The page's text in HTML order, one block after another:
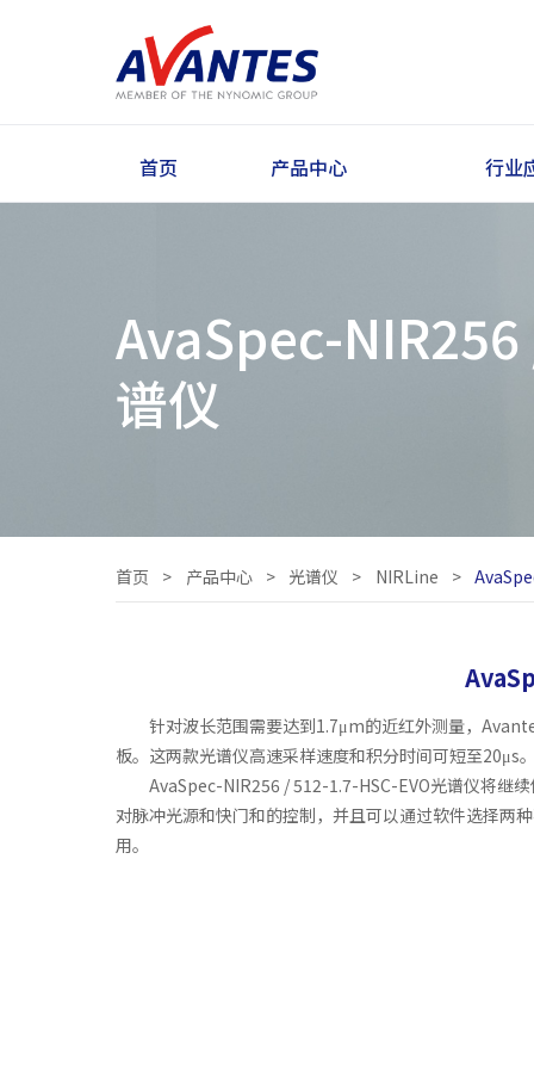
首页 产品中心 行业
AvaSpec-
谱仪
首页 > 产品中心 > 光谱仪 > NIRLine >
针对波长范围需要达到1.7μm的近红外测量，
板。这两款光谱仪高速采样速度和积分时间可短至20μs。
AvaSpec-NIR256 / 512-1.7-HSC-EVO光谱仪将继
对脉冲光源和快门和的控制，并且可以通过软件选择两
用。